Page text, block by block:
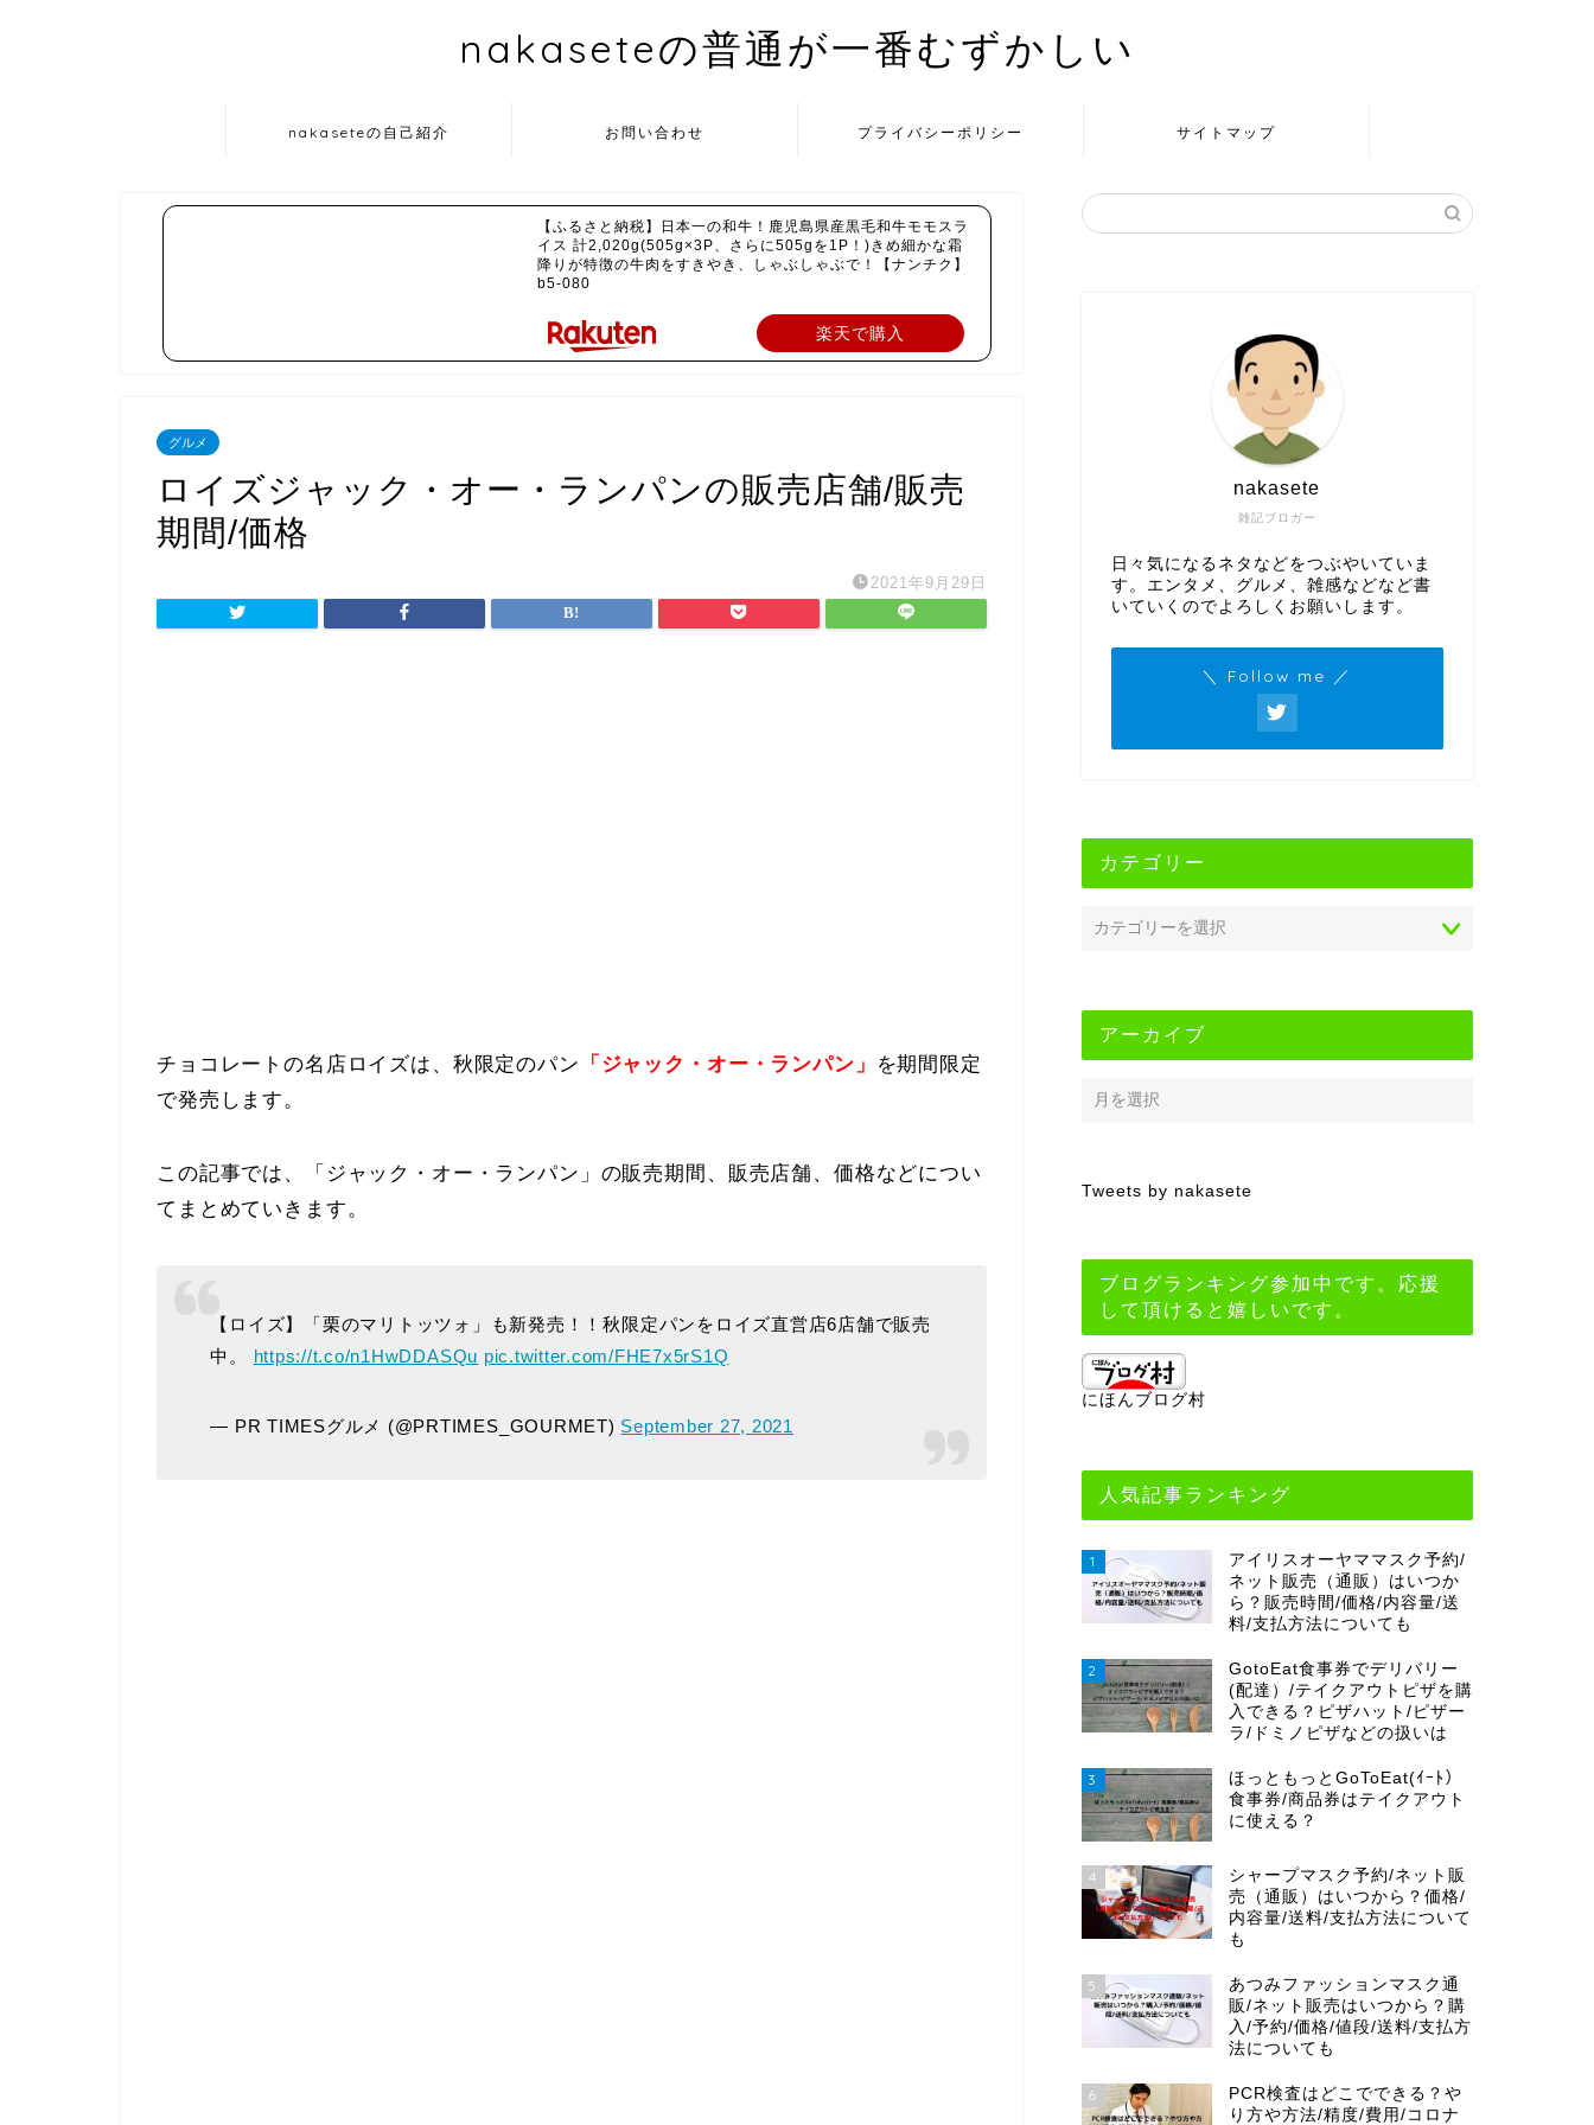
nakaseteの普通が一番むずかしい
nakaseteの自己紹介 お問い合わせ プライバシーポリシー サイトマップ
【ふるさと納税】日本一の和牛！鹿児島県産黒毛和牛モモスラ
イス 計2,020g(505g×3P、さらに505gを1P！)きめ細かな霜
降りが特徴の牛肉をすきやき、しゃぶしゃぶで！【ナンチク】
b5-080
楽天で購入
グルメ
ロイズジャック・オー・ランパンの販売店舗/販売
期間/価格
2021年9月29日
チョコレートの名店ロイズは、秋限定のパン 「ジャック・オー・ランパン」
を期間限定
で発売します。
この記事では、「ジャック・オー・ランパン」の販売期間、販売店舗、価格などについ
てまとめていきます。
【ロイズ】「栗のマリトッツォ」も新発売！！秋限定パンをロイズ直営店6店舗で販売
中。 https://t.co/n1HwDDASQu pic.twitter.com/FHE7x5rS1Q
— PR TIMESグルメ (@PRTIMES_GOURMET) September 27, 2021
雑記ブロガー
nakasete
日々気になるネタなどをつぶやいていま
す。エンタメ、グルメ、雑感などなど書
いていくのでよろしくお願いします。
＼ Follow me ／
カテゴリー
アーカイブ
Tweets by nakasete
ブログランキング参加中です。応援
して頂けると嬉しいです。
にほんブログ村
人気記事ランキング
1
アイリスオーヤママスク予約/
ネット販売（通販）はいつか
ら？販売時間/価格/内容量/送
料/支払方法についても
2
GotoEat食事券でデリバリー
(配達）/テイクアウトピザを購
入できる？ピザハット/ピザー
ラ/ドミノピザなどの扱いは
3
ほっともっとGoToEat(ｲｰﾄ）
食事券/商品券はテイクアウト
に使える？
4
シャープマスク予約/ネット販
売（通販）はいつから？価格/
内容量/送料/支払方法について
も
5
あつみファッションマスク通
販/ネット販売はいつから？購
入/予約/価格/値段/送料/支払方
法についても
6
PCR検査はどこでできる？や
り方や方法/精度/費用/コロナ